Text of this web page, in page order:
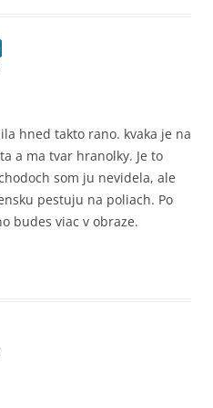
hned takto rano. kvaka je na
a ma tvar hranolky. Je to
som ju nevidela, ale
pestuju na poliach. Po
budes viac v obraze.